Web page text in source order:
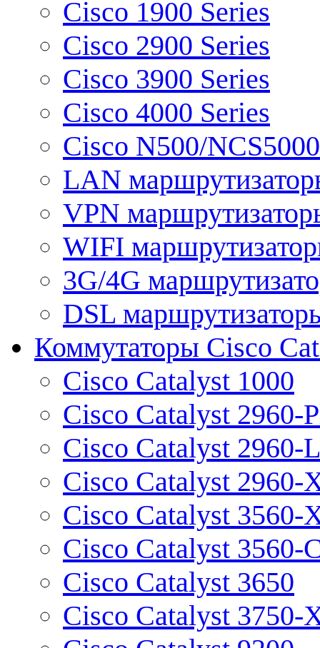
Cisco 1900 Series
Cisco 2900 Series
Cisco 3900 Series
Cisco 4000 Series
Cisco N500/
LAN
VPN
WIFI
3G/4G
DSL
Коммутаторы Cisco
Cisco Catalyst 1000
Cisco Catalyst 2960-
Cisco Catalyst 2960-L
Cisco Catalyst 2960-
Cisco Catalyst 3560-
Cisco Catalyst 3560-
Cisco Catalyst 3650
Cisco Catalyst 3750-